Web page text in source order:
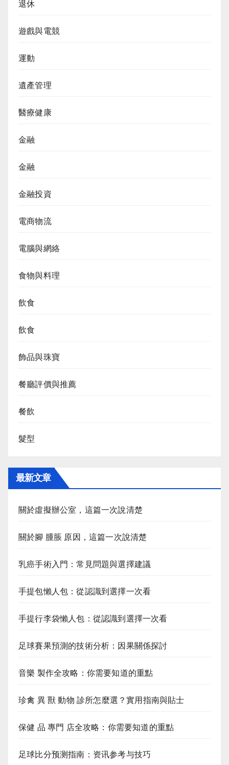
退休
遊戲與電競
運動
遺產管理
醫療健康
金融
金融
金融投資
電商物流
電腦與網絡
食物與料理
飲食
飲食
飾品與珠寶
餐廳評價與推薦
餐飲
髮型
最新文章
關於虛擬辦公室，這篇一次說清楚
關於腳 腫脹 原因，這篇一次說清楚
乳癌手術入門：常見問題與選擇建議
手提包懶人包：從認識到選擇一次看
手提行李袋懶人包：從認識到選擇一次看
足球賽果預測的技術分析：因果關係探討
音樂 製作全攻略：你需要知道的重點
珍禽 異 獸 動物 診所怎麼選？實用指南與貼士
保健 品 專門 店全攻略：你需要知道的重點
足球比分预测指南：资讯参考与技巧